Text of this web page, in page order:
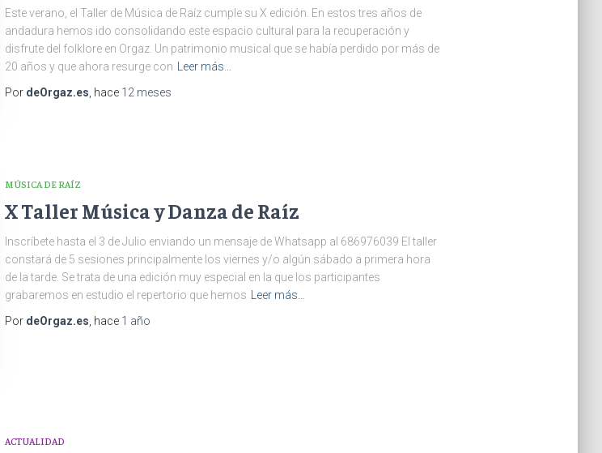
Este verano, el Taller de Música de Raíz cumple su X edición. En estos tres años de
andadura hemos ido consolidando este espacio cultural para la recuperación y
disfrute del folklore en Orgaz. Un patrimonio musical que se había perdido por más de
20 años y que ahora resurge con Leer más…
Por deOrgaz.es, hace 12 meses
MÚSICA DE RAÍZ
X Taller Música y Danza de Raíz
Inscríbete hasta el 3 de Julio enviando un mensaje de Whatsapp al 686976039 El taller
constará de 5 sesiones principalmente los viernes y/o algún sábado a primera hora
de la tarde. Se trata de una edición muy especial en la que los participantes
grabaremos en estudio el repertorio que hemos
Leer más…
Por deOrgaz.es , hace 1 año
ACTUALIDAD